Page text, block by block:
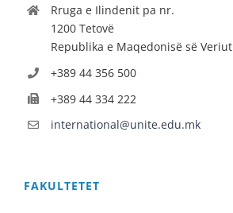
Rruga e Ilindenit pa nr.
1200 Tetovë
Republika e Maqedonisë së Veriut
+389 44 356 500
+389 44 334 222
international@unite.edu.mk
FAKULTETET